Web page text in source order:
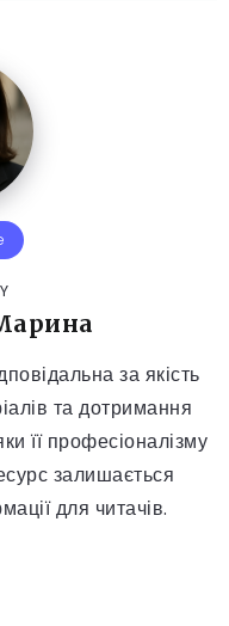
за якість
та дотримання
її професіоналізму
залишається
для читачів.